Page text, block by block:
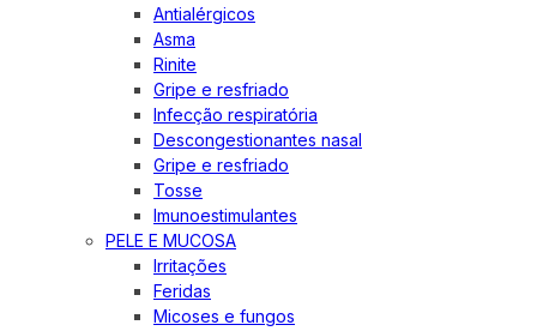
Antialérgicos
Asma
Rinite
Gripe e resfriado
Infecção respiratória
Descongestionantes nasal
Gripe e resfriado
Tosse
Imunoestimulantes
PELE E MUCOSA
Irritações
Feridas
Micoses e fungos